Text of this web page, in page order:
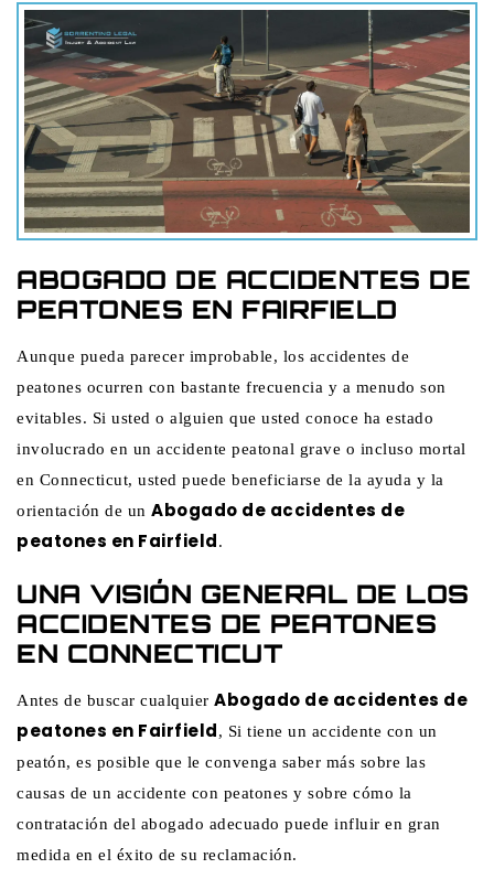
ABOGADO DE ACCIDENTES DE
PEATONES EN FAIRFIELD
Aunque pueda parecer improbable, los accidentes de
peatones ocurren con bastante frecuencia y a menudo son
evitables. Si usted o alguien que usted conoce ha estado
involucrado en un accidente peatonal grave o incluso mortal
en Connecticut, usted puede beneficiarse de la ayuda y la
orientación de un Abogado de accidentes de
peatones en Fairfield.
UNA VISIÓN GENERAL DE LOS
ACCIDENTES DE PEATONES
EN CONNECTICUT
Antes de buscar cualquier Abogado de accidentes de
peatones en Fairfield, Si tiene un accidente con un
peatón, es posible que le convenga saber más sobre las
causas de un accidente con peatones y sobre cómo la
contratación del abogado adecuado puede influir en gran
medida en el éxito de su reclamación.